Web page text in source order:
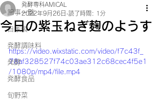
記事一覧
自家製
発酵調味料
発酵
発酵食品
旬野菜
今日の紫玉ねぎ麹のようす
発酵専科AMICAL
2022年9月26日 読了時間: 1分
https://video.wixstatic.com/video/f7c43f_
78af328527f74c03ae312c68cec4f5e1
/1080p/mp4/file.mp4